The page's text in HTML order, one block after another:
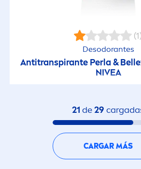
Desodorantes
Antitranspirante Perla &
NIVEA
21 de29
CARGAR MÁS